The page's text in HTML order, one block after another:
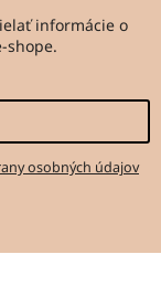
informácie o
shope.
osobných údajov